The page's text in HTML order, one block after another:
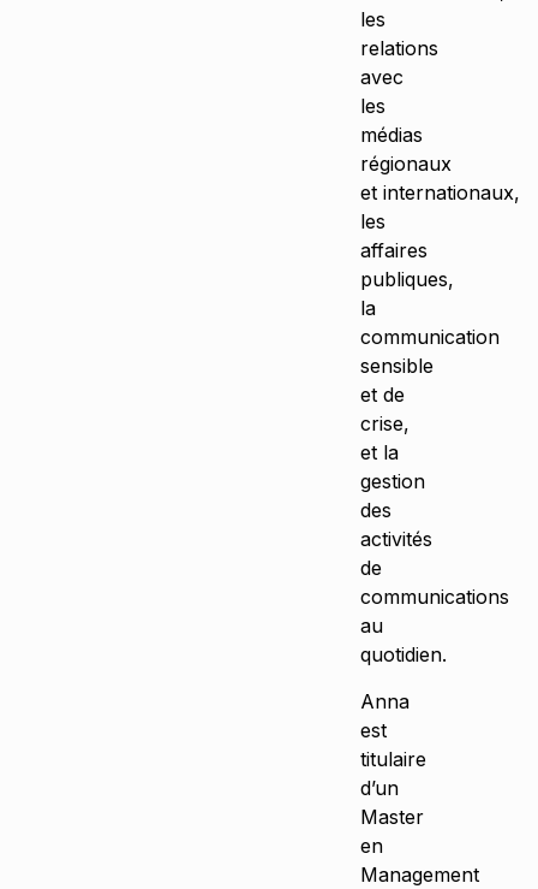
les
relations
avec
les
médias
régionaux
et internationaux,
les
affaires
publiques,
la
communication
sensible
et de
crise,
et la
gestion
des
activités
de
communications
au
quotidien.
Anna
est
titulaire
d’un
Master
en
Management